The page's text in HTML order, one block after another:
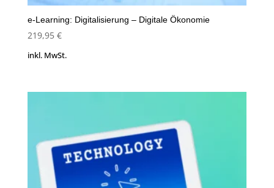
e-Learning: Digitalisierung – Digitale Ökonomie
219,95 €
inkl. MwSt.